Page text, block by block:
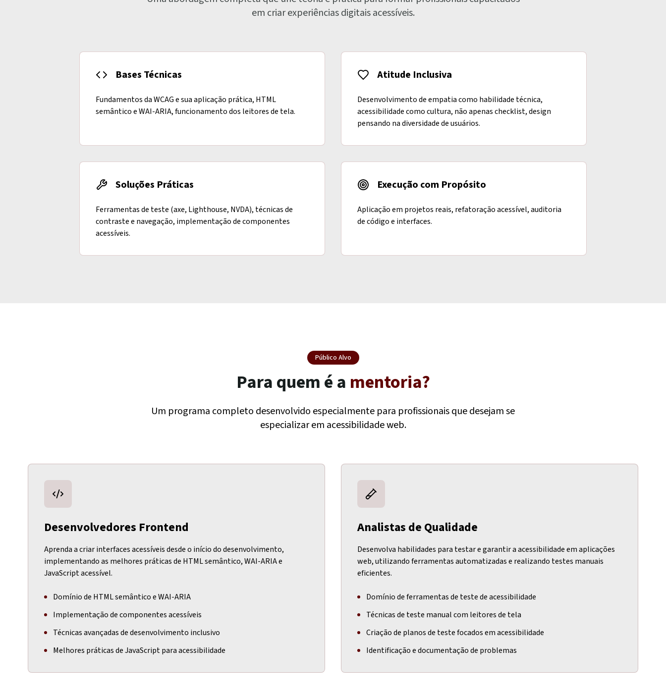
em criar experiências digitais acessíveis.
Bases Técnicas
Fundamentos da WCAG e sua aplicação prática, HTML
semântico e WAI-ARIA, funcionamento dos leitores de tela.
Atitude Inclusiva
Desenvolvimento de empatia como habilidade técnica,
acessibilidade como cultura, não apenas checklist, design
pensando na diversidade de usuários.
Soluções Práticas
Ferramentas de teste (axe, Lighthouse, NVDA), técnicas de
contraste e navegação, implementação de componentes
acessíveis.
Execução com Propósito
Aplicação em projetos reais, refatoração acessível, auditoria
de código e interfaces.
Público Alvo
Para quem é a mentoria?
Um programa completo desenvolvido especialmente para profissionais que desejam se
especializar em acessibilidade web.
Desenvolvedores Frontend
Aprenda a criar interfaces acessíveis desde o início do desenvolvimento,
implementando as melhores práticas de HTML semântico, WAI-ARIA e
JavaScript acessível.
Domínio de HTML semântico e WAI-ARIA
Implementação de componentes acessíveis
Técnicas avançadas de desenvolvimento inclusivo
Melhores práticas de JavaScript para acessibilidade
Analistas de Qualidade
Desenvolva habilidades para testar e garantir a acessibilidade em aplicações
web, utilizando ferramentas automatizadas e realizando testes manuais
eficientes.
Domínio de ferramentas de teste de acessibilidade
Técnicas de teste manual com leitores de tela
Criação de planos de teste focados em acessibilidade
Identificação e documentação de problemas